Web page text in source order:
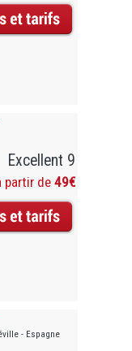
Excellent 9
partir de49€
- Espagne